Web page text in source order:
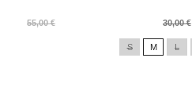
55,00 €
Prix
30,00 €
Prix
S M L